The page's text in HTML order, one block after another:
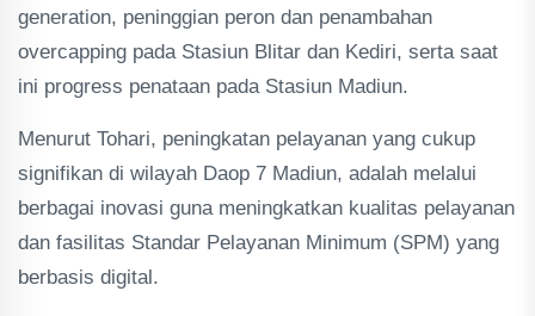
generation, peninggian peron dan penambahan
overcapping pada Stasiun Blitar dan Kediri, serta saat
ini progress penataan pada Stasiun Madiun.
Menurut Tohari, peningkatan pelayanan yang cukup
signifikan di wilayah Daop 7 Madiun, adalah melalui
berbagai inovasi guna meningkatkan kualitas pelayanan
dan fasilitas Standar Pelayanan Minimum (SPM) yang
berbasis digital.